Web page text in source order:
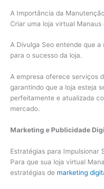
A Importância da
Criar uma loja virtual
A Divulga Seo entende que
para o sucesso da loja.
A empresa oferece serviços
garantindo que a loja esteja
perfeitamente e atualizada
mercado.
Marketing e Publicidade
Estratégias para Impulsionar
Para que sua loja virtual
estratégias de marketing